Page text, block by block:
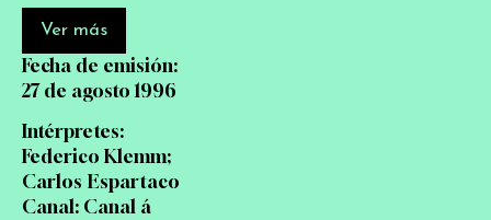
Fecha de emisión:
27 de agosto 1996
Intérpretes:
Federico Klemm;
Carlos Espartaco
Canal: Canal á
Ver más